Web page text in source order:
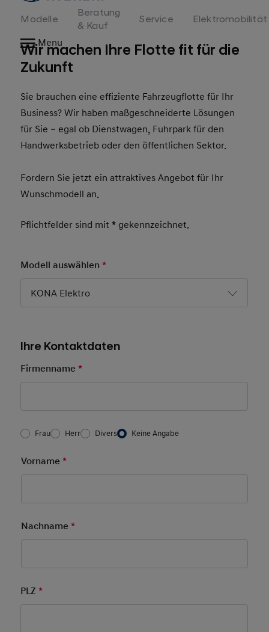
Modelle
Beratung
& Kauf
Service
Elektromobilität
Menu
Wir machen Ihre Flotte fit für die
Zukunft
Sie brauchen eine effiziente Fahrzeugflotte für Ihr
Business? Wir haben maßgeschneiderte Lösungen
für Sie – egal ob Dienstwagen, Fuhrpark für den
Handwerksbetrieb oder den öffentlichen Sektor.
Fordern Sie jetzt ein attraktives Angebot für Ihr
Wunschmodell an.
Pflichtfelder sind mit* gekennzeichnet.
Modell auswählen*
KONA Elektro
Ihre Kontaktdaten
Firmenname*
Frau/Herr *
Frau Herr Divers Keine Angabe
Vorname *Pflichtfeld
Nachname *Pflichtfeld
PLZ*